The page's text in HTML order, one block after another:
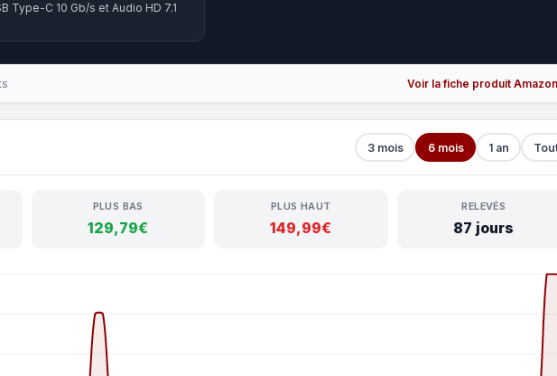
Type-C 10 Gb/s et Audio HD 7.1
Voir la fiche produit
3 mois 6 mois 1 an
PLUS BAS
129,79€
PLUS HAUT
149,99€
RELEVÉS
87 jours